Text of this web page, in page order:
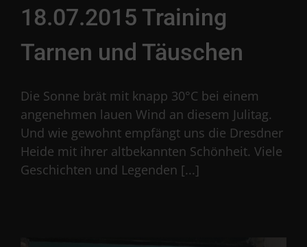
18.07.2015 Training
Tarnen und Täuschen
Die Sonne brät mit knapp 30°C bei einem
angenehmen lauen Wind an diesem Julitag.
Und wie gewohnt empfängt uns die Dresdner
Heide mit ihrer altbekannten Schönheit. Viele
Geschichten und Legenden [...]